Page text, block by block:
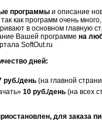
программы и описание
как программ очень
в основном главную
Вашей программе на
SoftOut.ru
дней:
руб./день (на главной
10 руб./день (на всех
для заказа